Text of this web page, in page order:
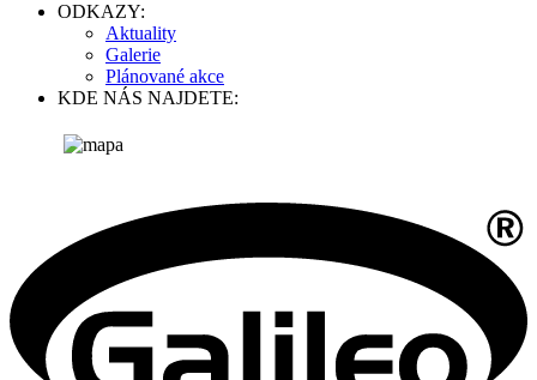
ODKAZY:
Aktuality
Galerie
Plánované akce
KDE NÁS NAJDETE: